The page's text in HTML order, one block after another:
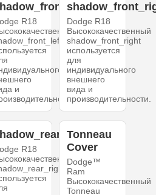
R18
и
Dodge R18
Высококачественный
shadow_front_right
используется
для
индивидуального
внешнего
вида и
производительности.
R18
Tonneau
Cover
Dodge™
Ram
Высококачественный
Tonneau